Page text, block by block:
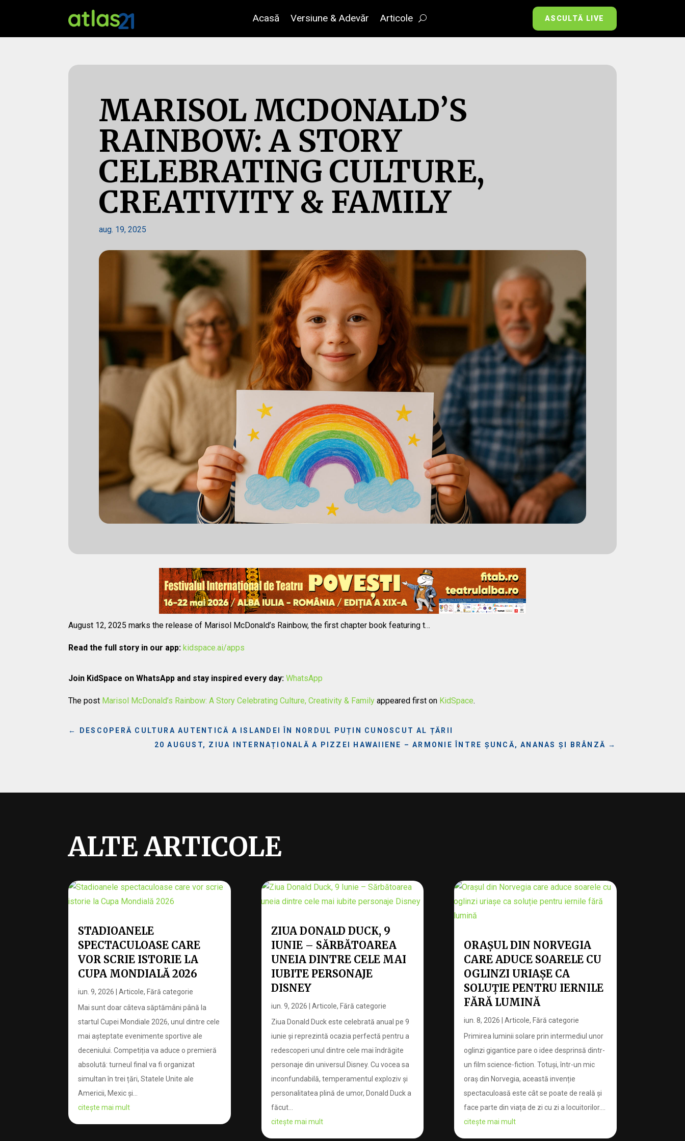
Acasă Versiune & Adevăr Articole ASCULTĂ LIVE
MARISOL MCDONALD’S
RAINBOW: A STORY
CELEBRATING CULTURE,
CREATIVITY & FAMILY
aug. 19, 2025
August 12, 2025 marks the release of Marisol McDonald’s Rainbow, the first chapter book featuring t…
Read the full story in our app: kidspace.ai/apps
Join KidSpace on WhatsApp and stay inspired every day: WhatsApp
The post Marisol McDonald’s Rainbow: A Story Celebrating Culture, Creativity & Family appeared first on KidSpace.
←
DESCOPERĂ CULTURA AUTENTICĂ A ISLANDEI ÎN NORDUL PUȚIN CUNOSCUT AL ȚĂRII
20 AUGUST, ZIUA INTERNAȚIONALĂ A PIZZEI HAWAIIENE – ARMONIE ÎNTRE ȘUNCĂ, ANANAS ȘI BRÂNZĂ →
ALTE ARTICOLE
STADIOANELE
SPECTACULOASE CARE
VOR SCRIE ISTORIE LA
CUPA MONDIALĂ 2026
iun. 9, 2026 |Articole,Fără categorie
Mai sunt doar câteva săptămâni până la
startul Cupei Mondiale 2026, unul dintre cele
mai așteptate evenimente sportive ale
deceniului. Competiția va aduce o premieră
absolută: turneul final va fi organizat
simultan în trei țări, Statele Unite ale
Americii, Mexic și...
citește mai mult
ZIUA DONALD DUCK, 9
IUNIE – SĂRBĂTOAREA
UNEIA DINTRE CELE MAI
IUBITE PERSONAJE
DISNEY
iun. 9, 2026 | Articole, Fără categorie
Ziua Donald Duck este celebrată anual pe 9
iunie și reprezintă ocazia perfectă pentru a
redescoperi unul dintre cele mai îndrăgite
personaje din universul Disney. Cu vocea sa
inconfundabilă, temperamentul exploziv și
personalitatea plină de umor, Donald Duck a
făcut...
citește mai mult
ORAȘUL DIN NORVEGIA
CARE ADUCE SOARELE CU
OGLINZI URIAȘE CA
SOLUȚIE PENTRU IERNILE
FĂRĂ LUMINĂ
iun. 8, 2026 | Articole, Fără categorie
Primirea luminii solare prin intermediul unor
oglinzi gigantice pare o idee desprinsă dintr-
un film science-fiction. Totuși, într-un mic
oraș din Norvegia, această invenție
spectaculoasă este cât se poate de reală și
face parte din viața de zi cu zi a locuitorilor....
citește mai mult